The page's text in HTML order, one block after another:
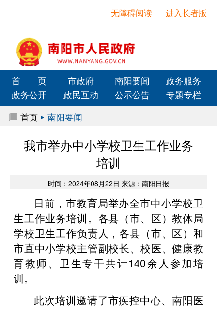
进入长者版
无障碍阅读
首 页 市政府 南阳要闻
政务服务
政务公开
政民互动 公示公告
专题专栏
首页
南阳要闻
我市举办中小学校卫生工作业务
培训
时间：2024年08月22日 来源：南阳日报
日前，市教育局举办全市中小学校卫
生工作业务培训。各县（市、区）教体局
学校卫生工作负责人，各县（市、区）和
市直中小学校主管副校长、校医、健康教
育教师、卫生专干共计140余人参加培
训。
此次培训邀请了市疾控中心、南阳医